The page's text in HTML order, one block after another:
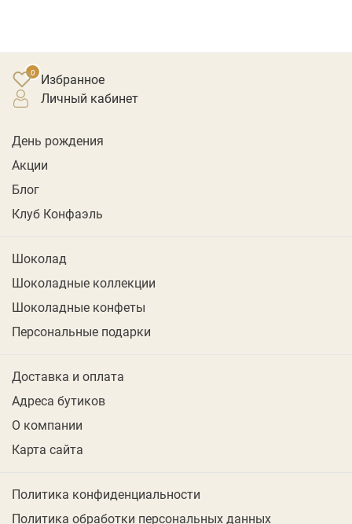
Избранное
личный кабинет
День рождения
Акции
Блог
Клуб Конфаэль
Шоколад
Шоколадные коллекции
Шоколадные конфеты
Персональные подарки
Доставка и оплата
Адреса бутиков
О компании
Карта сайта
Политика конфиденциальности
Политика обработки персональных данных